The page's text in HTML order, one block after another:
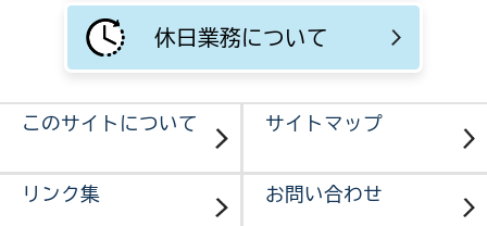
休日業務について
このサイトについて サイトマップ
リンク集 お問い合わせ